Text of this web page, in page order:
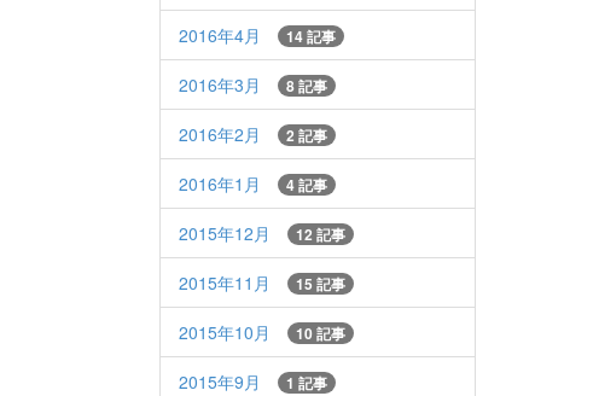
2016年4月 14 記事
2016年3月 8 記事
2016年2月 2 記事
2016年1月 4 記事
2015年12月 12 記事
2015年11月 15 記事
2015年10月 10 記事
2015年9月 1 記事